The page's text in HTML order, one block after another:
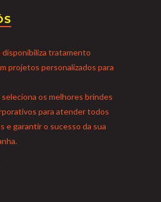
disponibiliza tratamento
projetos personalizados para
os melhores brindes
para atender todos
e garantir o sucesso da sua